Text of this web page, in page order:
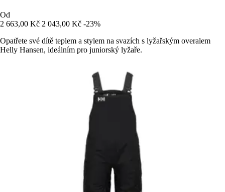
Od
2 663,00 Kč 2 043,00 Kč -23%
Opatřete své dítě teplem a stylem na svazích s lyžařským overalem
Helly Hansen, ideálním pro juniorský lyžaře.